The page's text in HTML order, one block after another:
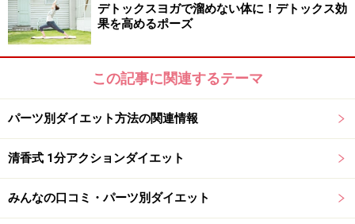
(2)と(3)を交互に５回繰り返す。
※腰に痛みを感じる人はお休みします。
（４）左足が終わったら右足も同様に行います。
※記事内容は執筆時点のものです。最新の内容をご確認くださ
して体調不良を引き起こす場合があります。実践の際には、必ず
デトックスヨガで溜めない体に！デトックス効
果を高めるポーズ
この記事に関連するテーマ
パーツ別ダイエット方法の関連情報
清香式 1分アクションダイエット
みんなの口コミ・パーツ別ダイエット